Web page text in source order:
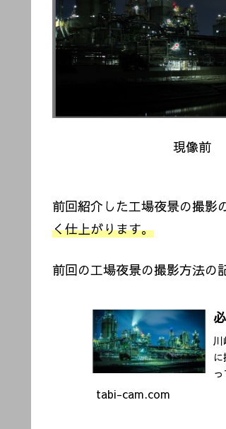
現像前
前回紹介した工場夜景の撮影
く仕上がります。
前回の工場夜景の撮影方法の
tabi-cam.com